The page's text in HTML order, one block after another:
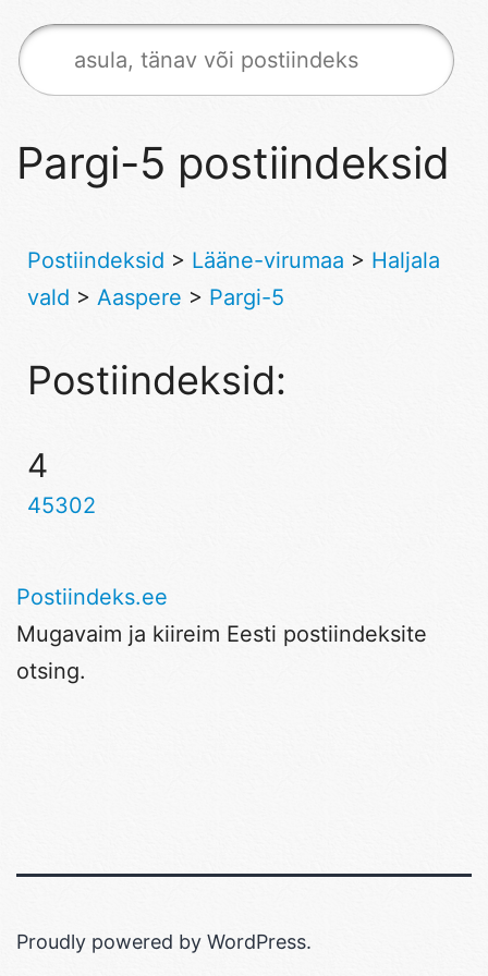
Pargi-5 postiindeksid
Postiindeksid > Lääne-virumaa > Haljala
vald > Aaspere > Pargi-5
Postiindeksid:
4
45302
Postiindeks.ee
Mugavaim ja kiireim Eesti postiindeksite
otsing.
Proudly powered by WordPress.